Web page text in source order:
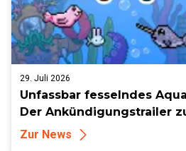
29. Juli 2026
Unfassbar fesselndes
Der Ankündigungstrailer
Zur News